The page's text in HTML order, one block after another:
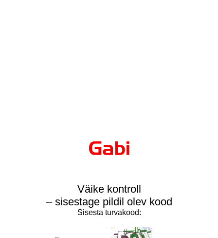
Väike kontroll
– sisestage pildil olev kood
Sisesta turvakood: